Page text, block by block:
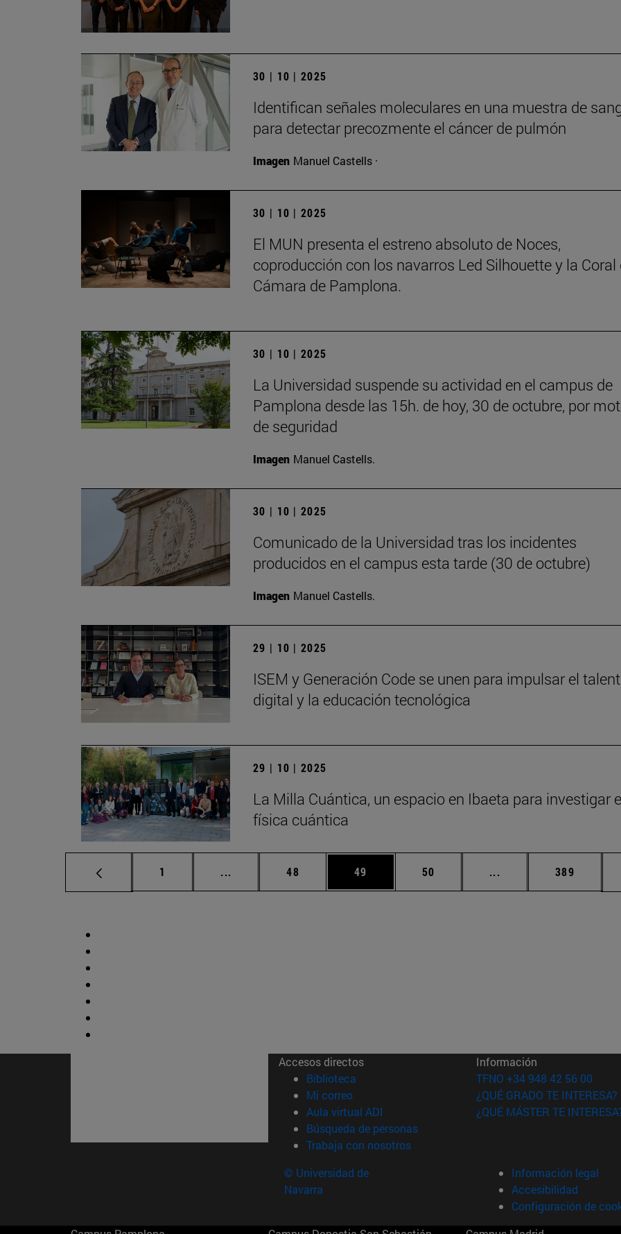
30 | 10 | 2025
Identifican señales moleculares en una muestra de
para detectar precozmente el cáncer de pulmón
Imagen Manuel Castells ·
30 | 10 | 2025
El MUN presenta el estreno absoluto de Noces,
coproducción con los navarros Led Silhouette y la Coral
Cámara de Pamplona.
30 | 10 | 2025
La Universidad suspende su actividad en el campus de
Pamplona desde las 15h. de hoy, 30 de octubre, por
de seguridad
Imagen Manuel Castells.
30 | 10 | 2025
Comunicado de la Universidad tras los incidentes
producidos en el campus esta tarde (30 de octubre)
Imagen Manuel Castells.
29 | 10 | 2025
ISEM y Generación Code se unen para impulsar el
digital y la educación tecnológica
29 | 10 | 2025
La Milla Cuántica, un espacio en Ibaeta para investigar
física cuántica
Página
1 ... Páginas intermedias Use TAB para desplazarse.
Página
48 Página
49 Página
50 ... Páginas intermedias
Página
389
Accesos directos
Biblioteca (abre en nueva ventana)
Mi correo(abre en nueva ventana)
Aula virtual ADI (abre en nueva ventana)
Búsqueda de personas(abre en nueva ventana)
Trabaja con nosotros(abre en nueva ventana)
Información
TFNO +34 948 42 56 00
¿QUÉ GRADO TE INTERESA?
¿QUÉ MÁSTER TE
© Universidad de
Navarra
Información legal
Accesibilidad
Configuración de